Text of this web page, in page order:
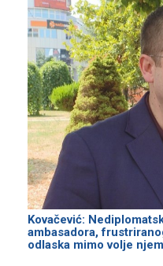
Kovačević:
ambasadora,
odlaska mimo volje